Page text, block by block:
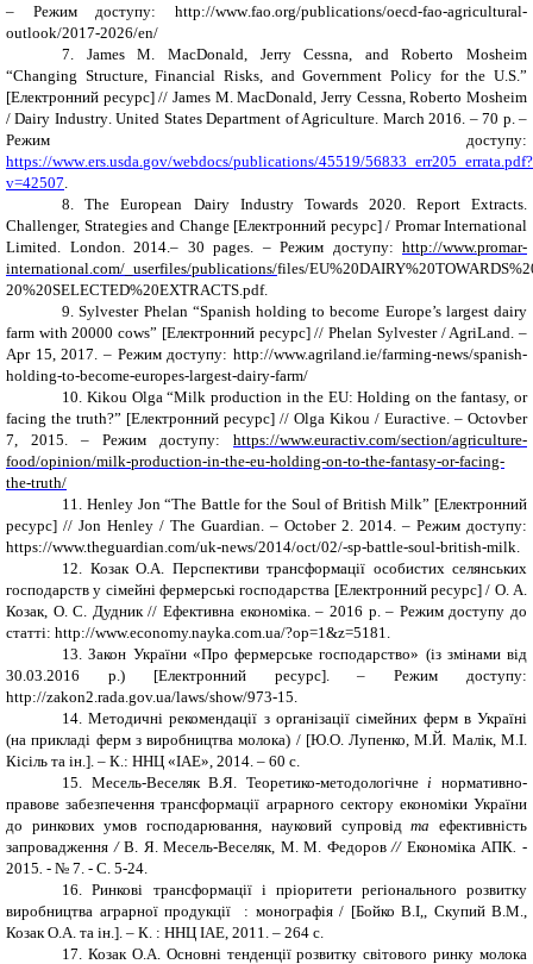
– Режим доступу: http://www.fao org/publications/oecd-fao-agricultural-
outlook/2017-2026/en/
7
James M. MacDonald, Jerry Cessna, and Roberto Mosheim
“Changing Structure, Financial Risks, and Government Policy for the U.S ”
[Електронний ресурс]// James M. MacDonald, Jerry Cessna, Roberto Mosheim
/ Dairy Industry.United States Department of Agriculture. March 2016. – 70 р.–
Режим доступу:
https://www.ers usda gov/webdocs/publications/45519/56833_ err205_ errata pdf?
v=42507
8 . The European Dairy Industry Towards 2020. Report Extracts.
Challenger, Strategies and Change[Електронний ресурс]/ Promar International
Limited. London. 2014. – 30 pages . – Режим доступу: http://www.promar-
international.com/_userfiles/publications/files/
20%20SELECTED%20EXTRACTS.pdf.
9.Sylvester Phelan “Spanish holding to become Europe’s largest dairy
farm with 20000 cows” [Електронний ресурс]// Phelan Sylvester / AgriLand. –
Apr 15, 2017. – Режим доступу: http://www.agriland.ie/farming-news/spanish-
holding-to-become-europes-largest-dairy-farm/
10. Kikou Olga “Milk production in the EU: Holding on the fantasy, or
facing the truth?” [Електронний ресурс] // Olga Kikou / Euractive. – Octovber
7, 2015. – Режим доступу: https://www.euractiv.com/section/agriculture-
food/opinion/milk-production-in-the-eu-holding-on-to-the-fantasy-or-facing-
the-truth/
11. HenleyJon“The Battleforthe SoulofBritish Milk” [Електронний
ресурс] // Jon Henley / The Guardian . – October2. 2014. – Режим доступу:
https://www.theguardian.com/uk-news/2014/oct/02/-sp-battle-soul-british-milk.
12
Козак О.А. Перспективи трансформації особистих селянських
господарств у сімейні фермерські господарства [Електронний ресурс] / О. А.
Козак, О. С. Дудник // Ефективна економіка. – 2016 р. – Режим доступу до
статті: http://www.economy.nayka.com.ua/?op=1&z=5181.
13. Закон України «Про фермерське господарство» (із змінами від
30.03.2016 р.) [Електронний ресурс]. – Режим доступу:
http://zakon2.rada.gov.ua/laws/show/973-15.
14. Методичні рекомендації з організації сімейних ферм в Україні
(на прикладі ферм з виробництва молока) / [Ю.О. Лупенко, М.Й. Малік, М.І.
Кісіль та ін.]. – К.: ННЦ «ІАЕ», 2014. – 60 с.
15. Месель-Веселяк В.Я. Теоретико-методологічнеі нормативно-
правове забезпечення трансформації аграрного сектору економіки України
до ринкових умов господарювання
науковий супровід таефективність
запровадження /В. Я. Месель-Веселяк, М. М. Федоров// Економіка АПК . -
2015 . - № 7 . - С. 5-24.
16. Ринкові трансформації і пріоритети регіонального розвитку
виробництва аграрної продукції : монографія / [Бойко В.І,, Скупий В.М.,
Козак О.А. та ін.]. – К. : ННЦ ІАЕ, 2011. – 264 с.
17. Козак О.А. Основні тенденції розвитку світового ринку молока